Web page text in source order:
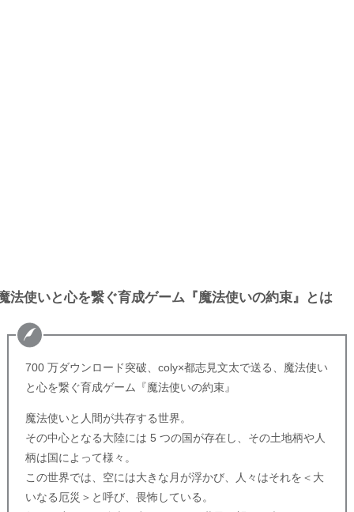
法使いと心を繋ぐ育成ゲーム『魔法使いの約束』とは
700 万ダウンロード突破、coly×都志見文太で送る、魔法使い
と心を繋ぐ育成ゲーム『魔法使いの約束』
魔法使いと人間が共存する世界。
その中心となる大陸には 5 つの国が存在し、その土地柄や人
柄は国によって様々。
この世界では、空には大きな月が浮かび、人々はそれを＜大
いなる厄災＞と呼び、畏怖している。